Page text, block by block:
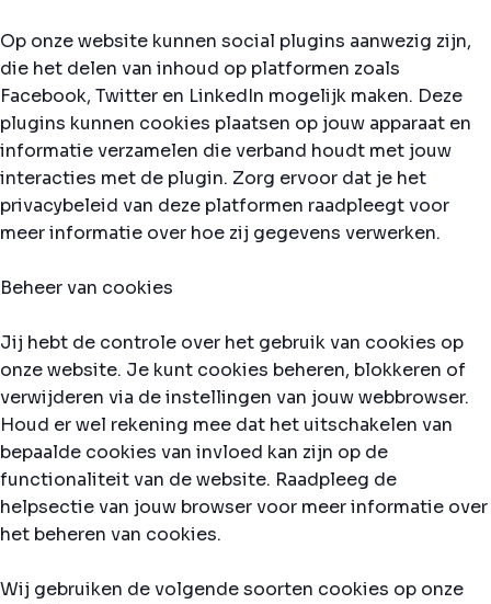
Op onze website kunnen social plugins aanwezig zijn,
die het delen van inhoud op platformen zoals
Facebook, Twitter en LinkedIn mogelijk maken. Deze
plugins kunnen cookies plaatsen op jouw apparaat en
informatie verzamelen die verband houdt met jouw
interacties met de plugin. Zorg ervoor dat je het
privacybeleid van deze platformen raadpleegt voor
meer informatie over hoe zij gegevens verwerken.
Beheer van cookies
Jij hebt de controle over het gebruik van cookies op
onze website. Je kunt cookies beheren, blokkeren of
verwijderen via de instellingen van jouw webbrowser.
Houd er wel rekening mee dat het uitschakelen van
bepaalde cookies van invloed kan zijn op de
functionaliteit van de website. Raadpleeg de
helpsectie van jouw browser voor meer informatie over
het beheren van cookies.
Wij gebruiken de volgende soorten cookies op onze